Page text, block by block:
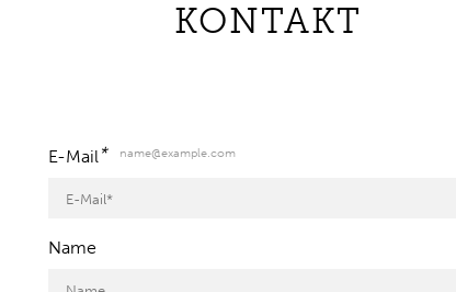
KONTAKT
E-Mail* name@example.com
Name